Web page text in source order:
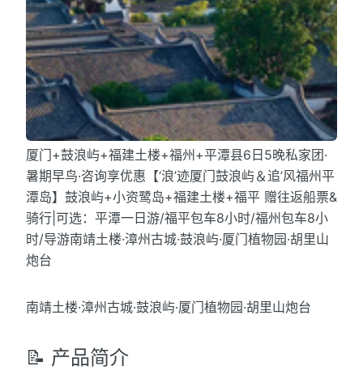
厦门+鼓浪屿+福建土楼+福州+平潭县6日5晚私家团·
暑期早鸟·咨询享优惠【‘浪’迹厦门鼓浪屿＆追’风福州平
潭岛】鼓浪屿+小资鹭岛+福建土楼+福平 赠往返船票&
骑行|可选：平潭一日游/福平包车8小时/福州包车8小
时/导游南靖土楼·漳州古城·鼓浪屿·厦门植物园·胡里山
炮台
南靖土楼·漳州古城·鼓浪屿·厦门植物园·胡里山炮台
📝 产品简介